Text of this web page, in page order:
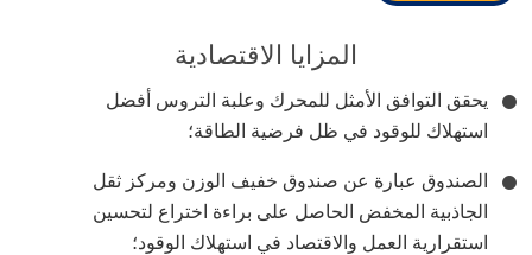
المزايا الاقتصادية
يحقق التوافق الأمثل للمحرك وعلبة التروس أفضل
استهلاك للوقود في ظل فرضية الطاقة؛
الصندوق عبارة عن صندوق خفيف الوزن ومركز ثقل
الجاذبية المخفض الحاصل على براءة اختراع لتحسين
استقرارية العمل والاقتصاد في استهلاك الوقود؛